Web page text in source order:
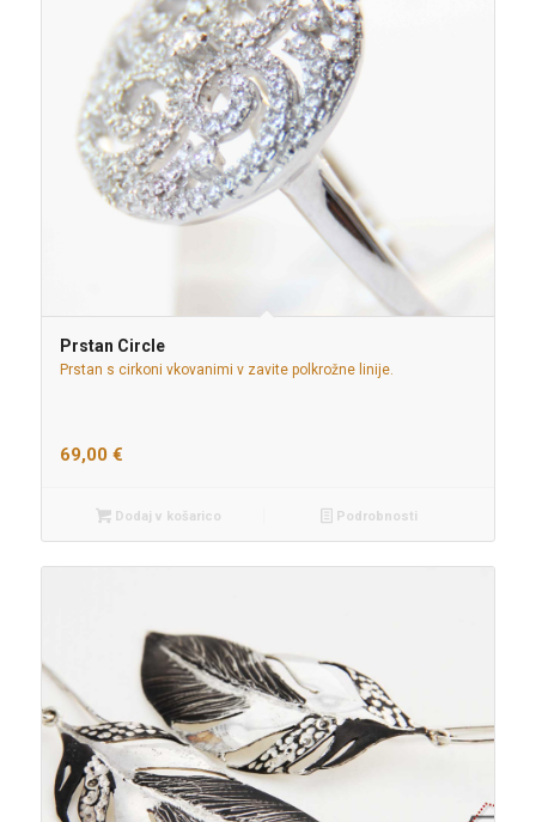
Prstan Circle
Prstan s cirkoni vkovanimi v zavite polkrožne linije.
69,00 €
Dodaj v košarico Podrobnosti